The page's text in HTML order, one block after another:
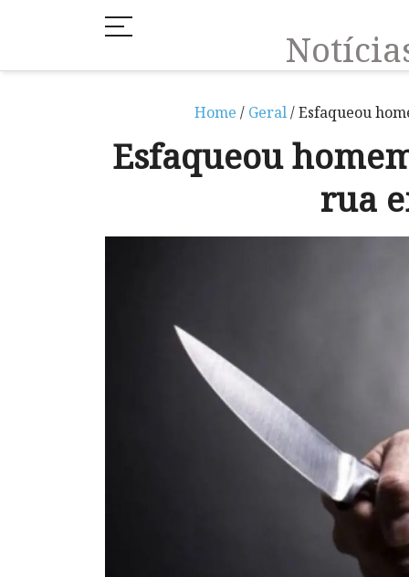
Home / Geral/ Esfaqueou
Esfaqueou
rua